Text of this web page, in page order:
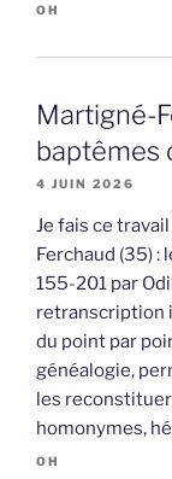
OH
Martigné-
baptêmes
4 JUIN 2026
Je fais ce
Ferchaud (35) :
155-201 par
retranscription
du point par
généalogie,
les
homonymes,
OH